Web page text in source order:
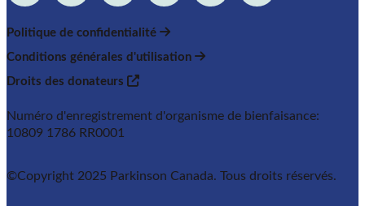
Politique de confidentialité
Conditions générales d'utilisation
Droits des donateurs
Numéro d'enregistrement d'organisme de bienfaisance:
10809 1786 RR0001
©Copyright 2025 Parkinson Canada. Tous droits réservés.